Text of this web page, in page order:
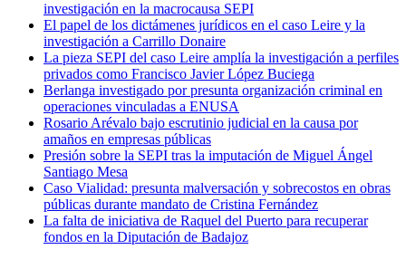
investigación en la macrocausa SEPI
El papel de los dictámenes jurídicos en el caso Leire y la
investigación a Carrillo Donaire
La pieza SEPI del caso Leire amplía la investigación a perfiles
privados como Francisco Javier López Buciega
Berlanga investigado por presunta organización criminal en
operaciones vinculadas a ENUSA
Rosario Arévalo bajo escrutinio judicial en la causa por
amaños en empresas públicas
Presión sobre la SEPI tras la imputación de Miguel Ángel
Santiago Mesa
Caso Vialidad: presunta malversación y sobrecostos en obras
públicas durante mandato de Cristina Fernández
La falta de iniciativa de Raquel del Puerto para recuperar
fondos en la Diputación de Badajoz